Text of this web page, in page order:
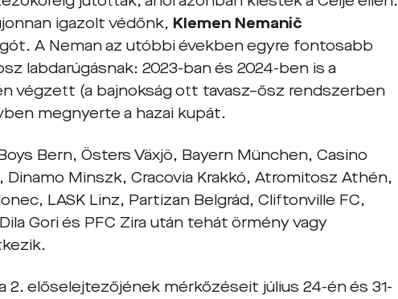
igazolt védőnk, Klemen Nemanič
A Neman az utóbbi években egyre fontosabb
labdarúgásnak: 2023-ban és 2024-ben is a
végzett (a bajnokság ott tavasz–ősz rendszerben
megnyerte a hazai kupát.
Bern, Östers Växjö, Bayern München, Casino
Dinamo Minszk, Cracovia Krakkó, Atromitosz Athén,
LASK Linz, Partizan Belgrád, Cliftonville FC,
Gori és PFC Zira után tehát örmény vagy
2. előselejtezőjének mérkőzéseit július 24-én és 31-